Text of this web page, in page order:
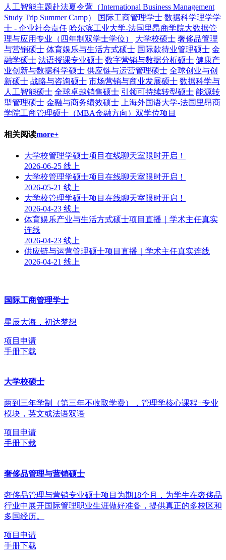
人工智能主题赴法夏令营（International Business Management
Study Trip Summer Camp）
国际工商管理学士 数据科学理学学
士 - 企业社会责任 哈尔滨工业大学-法国里昂商学院大数据管
理与应用专业（四年制双学士学位）
大学校硕士 奢侈品管理
与营销硕士 体育娱乐与生活方式硕士 国际款待业管理硕士 金
融学硕士 法语授课专业硕士 数字营销与数据分析硕士 健康产
业创新与数据科学硕士 供应链与运营管理硕士 全球创业与创
新硕士 战略与咨询硕士 市场营销与商业发展硕士 数据科学与
人工智能硕士 全球卓越销售硕士 引领可持续转型硕士 能源转
型管理硕士 金融与商务绩效硕士
上海外国语大学-法国里昂商
学院工商管理硕士（MBA金融方向）双学位项目
相关阅读more+
大学校管理学硕士项目在线聊天室限时开启！
2026-06-25 线上
​大学校管理学硕士项目在线聊天室限时开启！
2026-05-21 线上
​大学校管理学硕士项目在线聊天室限时开启！
2026-04-23 线上
​体育娱乐产业与生活方式硕士项目直播｜学术主任真实
连线
2026-04-23 线上
供应链与运营管理硕士项目直播｜学术主任真实连线
2026-04-21 线上
国际工商管理学士
星辰大海，初达梦想
项目申请
手册下载
大学校硕士
两到三年学制（第三年不收取学费），管理学核心课程+专业
模块，英文或法语双语
项目申请
手册下载
奢侈品管理与营销硕士
奢侈品管理与营销专业硕士项目为期18个月，为学生在奢侈品
行业中展开国际管理职业生涯做好准备，提供真正的多校区和
多国经历。
项目申请
手册下载